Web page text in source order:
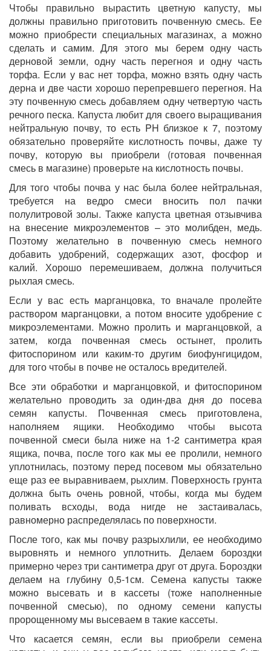
Чтобы правильно вырастить цветную капусту, мы
должны правильно приготовить почвенную смесь. Ее
можно приобрести специальных магазинах, а можно
сделать и самим. Для этого мы берем одну часть
дерновой земли, одну часть перегноя и одну часть
торфа. Если у вас нет торфа, можно взять одну часть
дерна и две части хорошо перепревшего перегноя. На
эту почвенную смесь добавляем одну четвертую часть
речного песка. Капуста любит для своего выращивания
нейтральную почву, то есть PH близкое к 7, поэтому
обязательно проверяйте кислотность почвы, даже ту
почву, которую вы приобрели (готовая почвенная
смесь в магазине) проверьте на кислотность почвы.
Для того чтобы почва у нас была более нейтральная,
требуется на ведро смеси вносить пол пачки
полулитровой золы. Также капуста цветная отзывчива
на внесение микроэлементов – это молибден, медь.
Поэтому желательно в почвенную смесь немного
добавить удобрений, содержащих азот, фосфор и
калий. Хорошо перемешиваем, должна получиться
рыхлая смесь.
Если у вас есть марганцовка, то вначале пролейте
раствором марганцовки, а потом вносите удобрение с
микроэлементами. Можно пролить и марганцовкой, а
затем, когда почвенная смесь остынет, пролить
фитоспорином или каким-то другим биофунгицидом,
для того чтобы в почве не осталось вредителей.
Все эти обработки и марганцовкой, и фитоспорином
желательно проводить за один-два дня до посева
семян капусты. Почвенная смесь приготовлена,
наполняем ящики. Необходимо чтобы высота
почвенной смеси была ниже на 1-2 сантиметра края
ящика, почва, после того как мы ее пролили, немного
уплотнилась, поэтому перед посевом мы обязательно
еще раз ее выравниваем, рыхлим. Поверхность грунта
должна быть очень ровной, чтобы, когда мы будем
поливать всходы, вода нигде не застаивалась,
равномерно распределялась по поверхности.
После того, как мы почву разрыхлили, ее необходимо
выровнять и немного уплотнить. Делаем бороздки
примерно через три сантиметра друг от друга. Бороздки
делаем на глубину 0,5-1см. Семена капусты также
можно высевать и в кассеты (тоже наполненные
почвенной смесью), по одному семени капусты
пророщенному мы высеваем в такие кассеты.
Что касается семян, если вы приобрели семена